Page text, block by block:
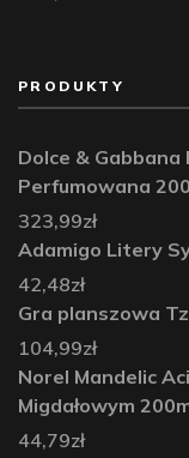
PRODUKTY
Dolce &
Perfumowana
323,99zł
Adamigo Litery
42,48zł
Gra planszowa
104,99zł
Norel Mandelic
Migdałowym
44,79zł